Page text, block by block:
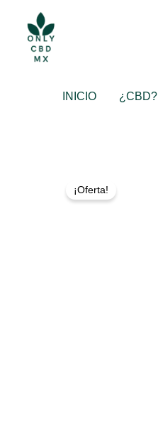
contenido
INICIO ¿CBD?
¡Oferta!